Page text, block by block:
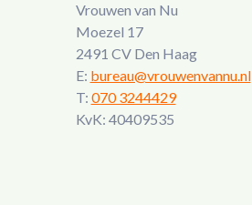
Vrouwen van Nu
Moezel 17
2491 CV Den Haag
E: bureau@vrouwenvannu.nl
T: 070 3244429
KvK: 40409535